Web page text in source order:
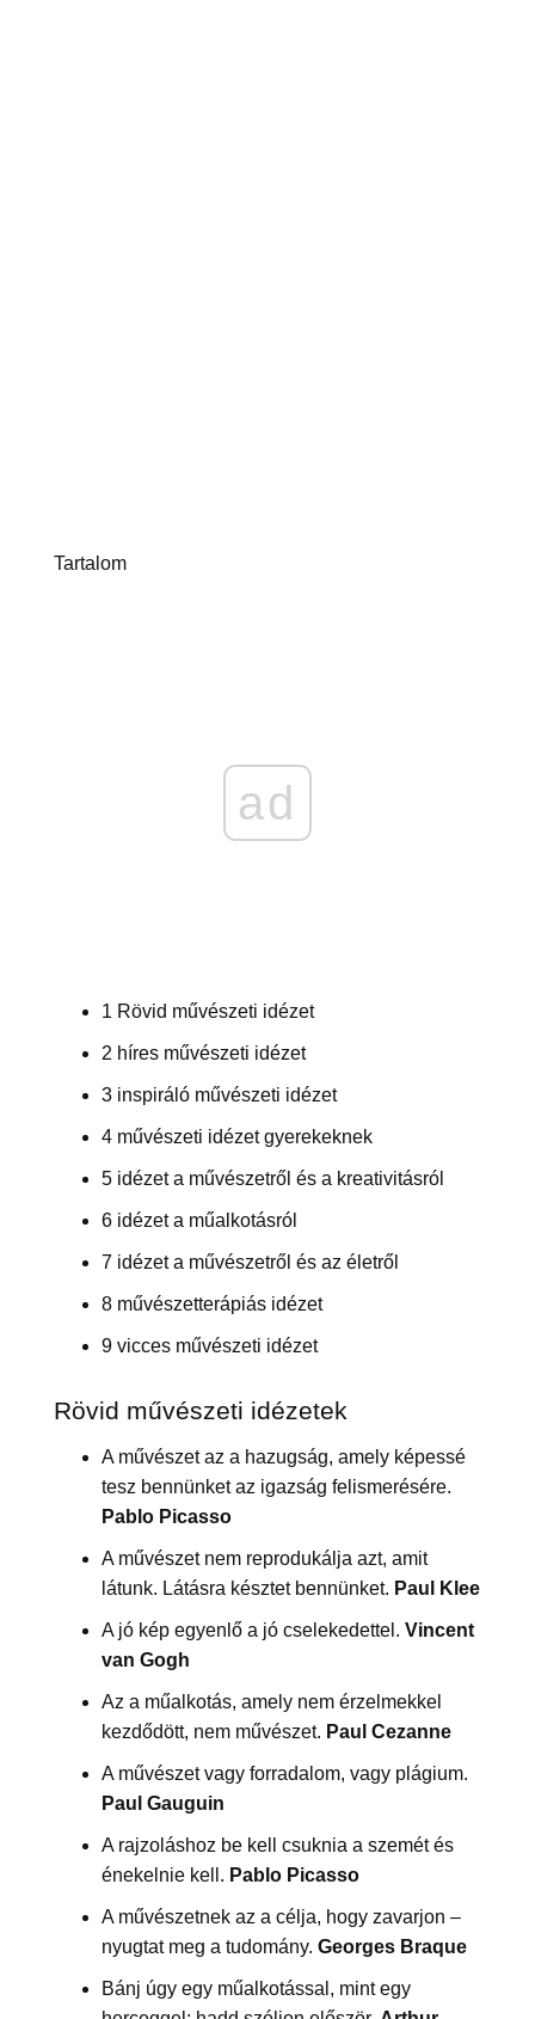
Tartalom
ad
1 Rövid művészeti idézet
2 híres művészeti idézet
3 inspiráló művészeti idézet
4 művészeti idézet gyerekeknek
5 idézet a művészetről és a kreativitásról
6 idézet a műalkotásról
7 idézet a művészetről és az életről
8 művészetterápiás idézet
9 vicces művészeti idézet
Rövid művészeti idézetek
A művészet az a hazugság, amely képessé
tesz bennünket az igazság felismerésére.
Pablo Picasso
A művészet nem reprodukálja azt, amit
látunk. Látásra késztet bennünket. Paul Klee
A jó kép egyenlő a jó cselekedettel. Vincent
van Gogh
Az a műalkotás, amely nem érzelmekkel
kezdődött, nem művészet. Paul Cezanne
A művészet vagy forradalom, vagy plágium.
Paul Gauguin
A rajzoláshoz be kell csuknia a szemét és
énekelnie kell. Pablo Picasso
A művészetnek az a célja, hogy zavarjon –
nyugtat meg a tudomány. Georges Braque
Bánj úgy egy műalkotással, mint egy